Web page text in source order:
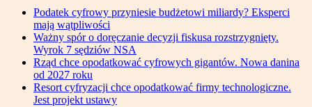
Podatek cyfrowy przyniesie budżetowi miliardy? Eksperci
mają wątpliwości
Ważny spór o doręczanie decyzji fiskusa rozstrzygnięty.
Wyrok 7 sędziów NSA
Rząd chce opodatkować cyfrowych gigantów. Nowa danina
od 2027 roku
Resort cyfryzacji chce opodatkować firmy technologiczne.
Jest projekt ustawy